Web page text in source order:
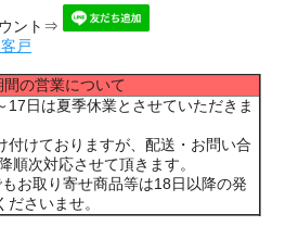
ント⇒
戸
間の営業について
日は夏季休業とさせていただきま
付けておりますが、配送・お問い合
順次対応させて頂きます。
お取り寄せ商品等は18日以降の発
さいませ。